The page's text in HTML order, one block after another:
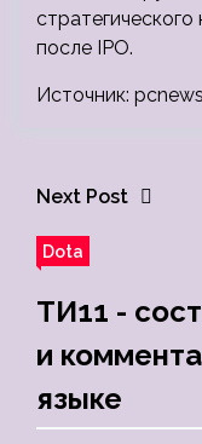
после IPO.
Источник:
Next Post
Dota
ТИ11 -
и
языке